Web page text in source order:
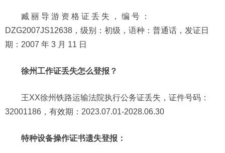
臧 丽 导 游 资 格 证 丢 失 ， 编 号 ：
DZG2007JS12638，级别：初级，语种：普通话，发证日
期：2007 年 3 月 11 日
徐州工作证丢失怎么登报？
王XX徐州铁路运输法院执行公务证丢失，证件号码：
32001186，有效期：2023.07.01-2028.06.30
特种设备操作证书遗失登报：